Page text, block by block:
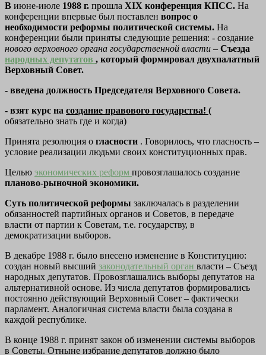
В июне-июле 1988 г. прошла XIX конференция КПСС. На
конференции впервые был поставлен вопрос о
необходимости реформы политической системы. На
конференции были приняты следующие решения: - создание
нового верховного органа государственной власти – Съезда
народных депутатов , который формировал двухпалатный
Верховный Совет.
- введена должность Председателя Верховного Совета.
- взят курс на создание правового государства! (
обязательно знать где и когда)
Принята резолюция о гласности . Говорилось, что гласность –
условие реализации людьми своих конституционных прав.
Целью экономических реформ провозглашалось создание
планово-рыночной экономики.
Суть политической реформы заключалась в разделении
обязанностей партийных органов и Советов, в передаче
власти от партии к Советам, т.е. государству, в
демократизации выборов.
В декабре 1988 г. было внесено изменение в Конституцию:
создан новый высший законодательный орган власти – Съезд
народных депутатов. Провозглашались выборы депутатов на
альтернативной основе. Из числа депутатов формировались
постоянно действующий Верховный Совет – фактически
парламент. Аналогичная система власти была создана в
каждой республике.
В конце 1988 г. принят закон об изменении системы выборов
в Советы. Отныне избрание депутатов должно было